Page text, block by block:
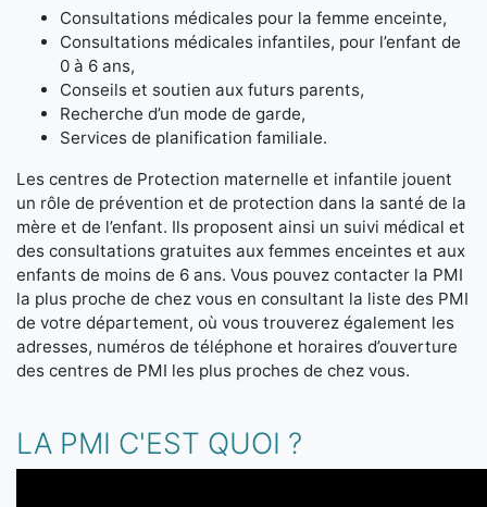
Consultations médicales pour la femme enceinte,
Consultations médicales infantiles, pour l’enfant de
0 à 6 ans,
Conseils et soutien aux futurs parents,
Recherche d’un mode de garde,
Services de planification familiale.
Les centres de Protection maternelle et infantile jouent
un rôle de prévention et de protection dans la santé de la
mère et de l’enfant. Ils proposent ainsi un suivi médical et
des consultations gratuites aux femmes enceintes et aux
enfants de moins de 6 ans. Vous pouvez contacter la PMI
la plus proche de chez vous en consultant la liste des PMI
de votre département, où vous trouverez également les
adresses, numéros de téléphone et horaires d’ouverture
des centres de PMI les plus proches de chez vous.
LA PMI C'EST QUOI ?